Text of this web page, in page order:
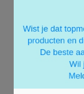
StartSelect,
kiest zelf de
betaling
voer je in de
hartenlust al